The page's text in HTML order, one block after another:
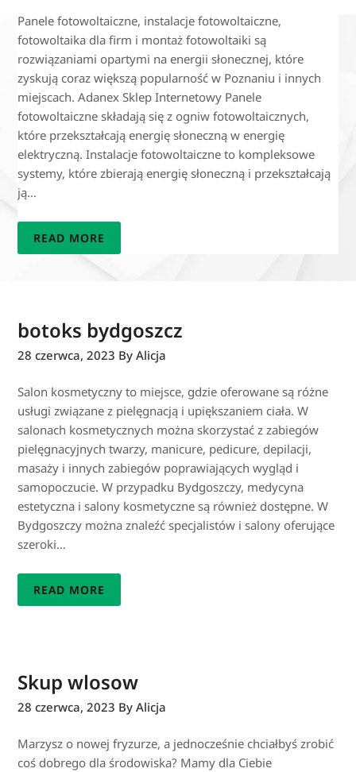
Panele fotowoltaiczne, instalacje fotowoltaiczne,
fotowoltaika dla firm i montaż fotowoltaiki są
rozwiązaniami opartymi na energii słonecznej, które
zyskują coraz większą popularność w Poznaniu i innych
miejscach. Adanex Sklep Internetowy Panele
fotowoltaiczne składają się z ogniw fotowoltaicznych,
które przekształcają energię słoneczną w energię
elektryczną. Instalacje fotowoltaiczne to kompleksowe
systemy, które zbierają energię słoneczną i przekształcają
ją…
READ MORE
botoks bydgoszcz
28 czerwca, 2023 By Alicja
Salon kosmetyczny to miejsce, gdzie oferowane są różne
usługi związane z pielęgnacją i upiększaniem ciała. W
salonach kosmetycznych można skorzystać z zabiegów
pielęgnacyjnych twarzy, manicure, pedicure, depilacji,
masaży i innych zabiegów poprawiających wygląd i
samopoczucie. W przypadku Bydgoszczy, medycyna
estetyczna i salony kosmetyczne są również dostępne. W
Bydgoszczy można znaleźć specjalistów i salony oferujące
szeroki…
READ MORE
Skup wlosow
28 czerwca, 2023 By Alicja
Marzysz o nowej fryzurze, a jednocześnie chciałbyś zrobić
coś dobrego dla środowiska? Mamy dla Ciebie